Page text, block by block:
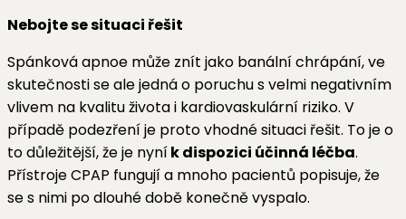
Nebojte se situaci řešit
Spánková apnoe může znít jako banální chrápání, ve
skutečnosti se ale jedná o poruchu s velmi negativním
vlivem na kvalitu života i kardiovaskulární riziko. V
případě podezření je proto vhodné situaci řešit. To je o
to důležitější, že je nyník dispozici účinná léčba.
Přístroje CPAP fungují a mnoho pacientů popisuje, že
se s nimi po dlouhé době konečně vyspalo.